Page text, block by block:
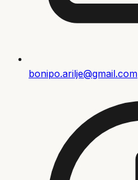
bonipo.arilje@gmail.com